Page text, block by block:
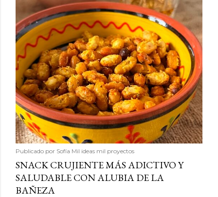
Publicado por Sofía Mil ideas mil proyectos
SNACK CRUJIENTE MÁS ADICTIVO Y
SALUDABLE CON ALUBIA DE LA
BAÑEZA